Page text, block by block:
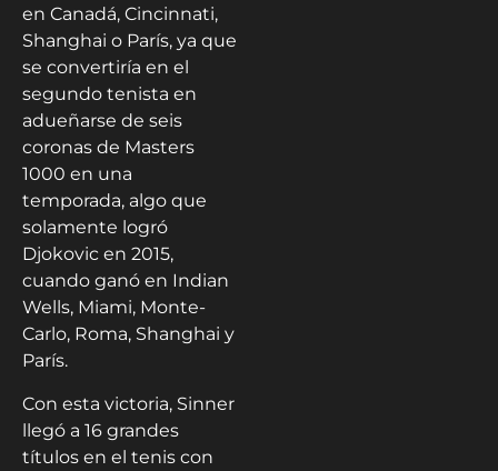
en Canadá, Cincinnati,
Shanghai o París, ya que
se convertiría en el
segundo tenista en
adueñarse de seis
coronas de Masters
1000 en una
temporada, algo que
solamente logró
Djokovic en 2015,
cuando ganó en Indian
Wells, Miami, Monte-
Carlo, Roma, Shanghai y
París.
Con esta victoria, Sinner
llegó a 16 grandes
títulos en el tenis con